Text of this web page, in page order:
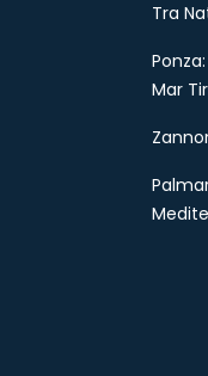
Tra
Mar